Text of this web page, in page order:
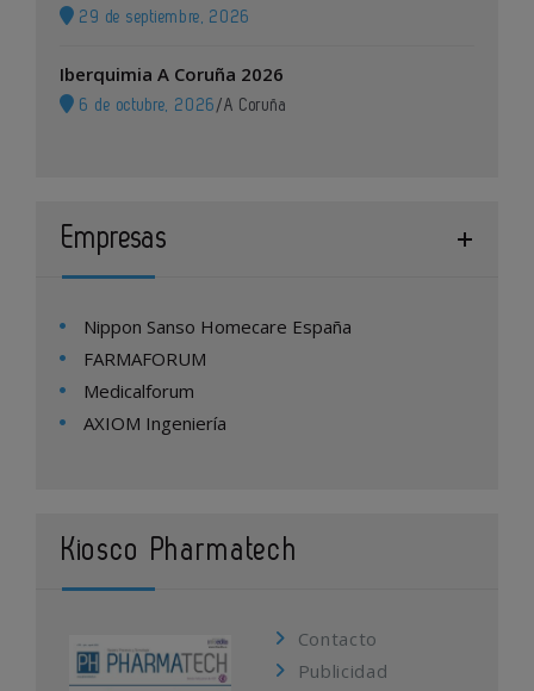
29 de septiembre, 2026
Iberquimia A Coruña 2026
6 de octubre, 2026 /A Coruña
Empresas
Nippon Sanso Homecare España
FARMAFORUM
Medicalforum
AXIOM Ingeniería
Kiosco Pharmatech
Contacto
Publicidad